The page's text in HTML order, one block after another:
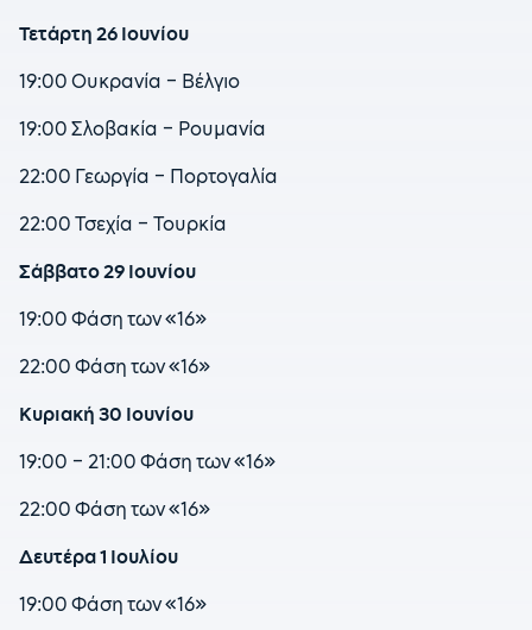
Τετάρτη 26 Ιουνίου
19:00 Ουκρανία – Βέλγιο
19:00 Σλοβακία – Ρουμανία
22:00 Γεωργία – Πορτογαλία
22:00 Τσεχία – Τουρκία
Σάββατο 29 Ιουνίου
19:00 Φάση των «16»
22:00 Φάση των «16»
Κυριακή 30 Ιουνίου
19:00 – 21:00 Φάση των «16»
22:00 Φάση των «16»
Δευτέρα 1 Ιουλίου
19:00 Φάση των «16»